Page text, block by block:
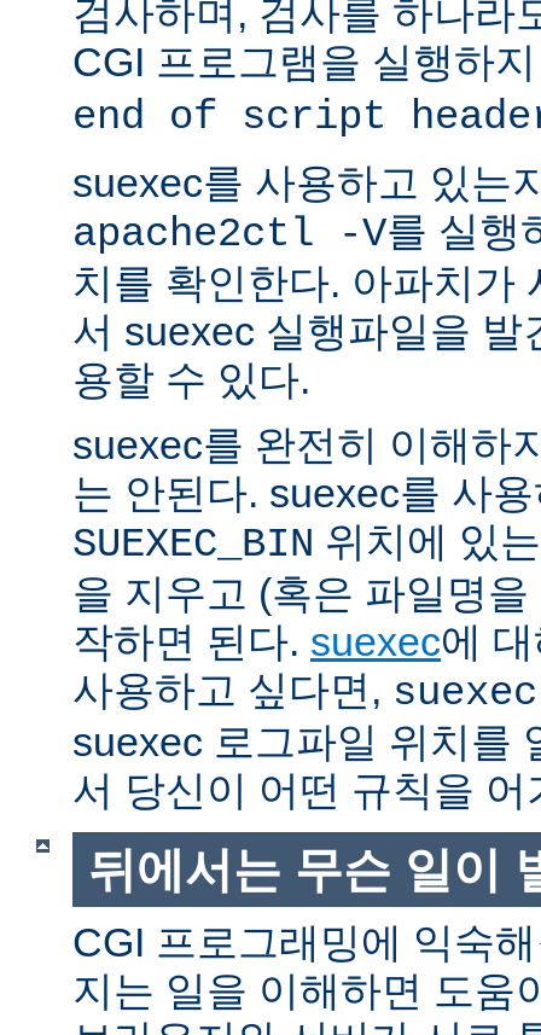
검사하며, 검사를 하나라
CGI 프로그램을 실행하
end of script
suexec를 사용하고 있는
apache2ctl -V를 실행
치를 확인한다. 아파치가
서 suexec 실행파일을 발
용할 수 있다.
suexec를 완전히 이해하
는 안된다. suexec를 사
SUEXEC_BIN 위치에 있
을 지우고 (혹은 파일명
작하면 된다. suexec에
사용하고 싶다면,
suexec 로그파일 위치를
서 당신이 어떤 규칙을
뒤에서는 무슨 일이
CGI 프로그래밍에 익숙
지는 일을 이해하면 도움